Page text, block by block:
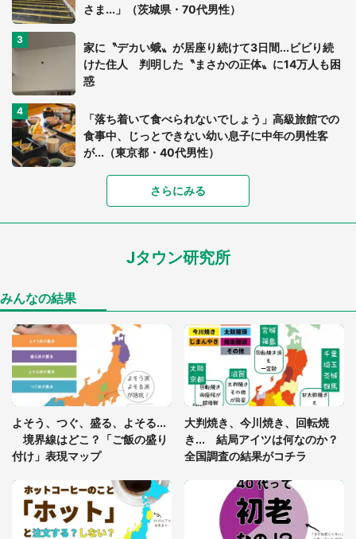
さま...」（茨城県・70代男性）
家に〝デカい蛾〟が居座り続けて3日間...ビビり続
けた住人 判明した〝まさかの正体〟に14万人も困
惑
「落ち着いて食べられないでしょう」高級旅館での
食事中、じっとできない幼い息子に中年の男性客
が...（東京都・40代男性）
「可愛いのにホラー」「事件性を感じる」 ふわふ
「孫にあげると思って、あなたにこれをあげる」
「ゾワゾワする」「本当に気持ち悪い」 道端でバ
グっちゃってた〝野生の野菜〟に6.5万人戦慄
「閉所恐怖症の私は新幹線で大パニック。隣席の青
年に『手を繋いで』とお願いしたら...」 体験談に
8万人感動
7万人驚がく 「お菓子売り場ならまだしも...」「ハ
ードル高い」
さらにみる
Jタウン研究所
みんなの結果
よそう、つぐ、盛る、よそる...
境界線はどこ？「ご飯の盛り
付け」表現マップ
大判焼き、今川焼き、回転焼
き... 結局アイツは何なのか？
全国調査の結果がコチラ